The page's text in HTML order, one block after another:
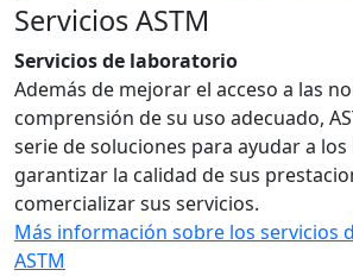
Servicios ASTM
Servicios de laboratorio
Además de mejorar el acceso a las
comprensión de su uso adecuado,
serie de soluciones para ayudar a
garantizar la calidad de sus
comercializar sus servicios.
Más información sobre los servicios
ASTM